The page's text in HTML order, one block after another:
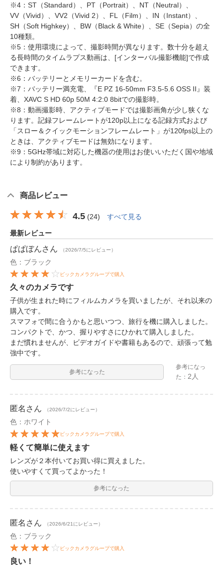
※4：ST（Standard）、PT（Portrait）、NT（Neutral）、
VV（Vivid）、VV2（Vivid 2）、FL（Film）、IN（Instant）、
SH（Soft Highkey）、BW（Black & White）、SE（Sepia）の全
10種類。
※5：使用環境によって、撮影時間が異なります。数十分を超え
る長時間のタイムラプス動画は、[インターバル撮影機能]で作成
できます。
※6：バッテリーとメモリーカードを含む。
※7：バッテリー満充電、『E PZ 16-50mm F3.5-5.6 OSS II』装
着、XAVC S HD 60p 50M 4:2:0 8bitでの撮影時。
※8：動画撮影時、アクティブモードでは撮影画角が少し狭くな
ります。記録フレームレートが120p以上になる記録方式および
「スロー＆クイックモーションフレームレート」が120fps以上の
ときは、アクティブモードは無効になります。
※9：5GHz帯域に対応した機器の使用はお使いいただく国や地域
により制約があります。
商品レビュー
4.5 (24) すべて見る
最新レビュー
ぱぱぼんさん （2026/7/5にレビュー）
色：ブラック
ビックカメラグループで購入
久々のカメラです
子供が生まれた時にフィルムカメラを買いましたが、それ以来の
購入です。
スマフォで間に合うかもと思いつつ、旅行を機に購入しました。
コンパクトで、かつ、握りやすさにひかれて購入しました。
まだ慣れませんが、ビデオガイドや書籍もあるので、頑張って勉
強中です。
参考になった
参考になっ
た：2人
匿名 さん （2026/7/2にレビュー）
色：ホワイト
ビックカメラグループで購入
軽くて簡単に使えます
レンズが２本付いてお買い得に買えました。
使いやすくて買ってよかった！
参考になった
匿名 さん （2026/6/21にレビュー）
色：ブラック
ビックカメラグループで購入
良い！